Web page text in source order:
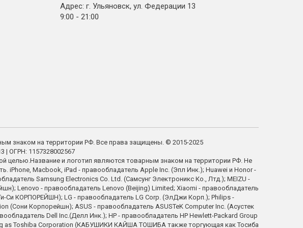
Адрес: г. Ульяновск, ул. Федерации 13
9:00 - 21:00
знаком на территории РФ. Все права защищены. © 2015-2025
| ОГРН: 1157328002567
целью.Название и логотип являются товарным знаком на территории РФ. Не
iPhone, Macbook, iPad - правообладатель Apple Inc. (Эпл Инк.); Huawei и Honor -
Samsung Electronics Co. Ltd. (Самсунг Электроникс Ко., Лтд.); MEIZU -
Lenovo - правообладатель Lenovo (Beijing) Limited; Xiaomi - правообладатель
Си КОРПОРЕЙШН); LG - правообладатель LG Corp. (ЭлДжи Корп.); Philips -
(Сони Корпорейшн); ASUS - правообладатель ASUSTeK Computer Inc. (Асустек
Dell Inc.(Делл Инк.); HP - правообладатель HP Hewlett-Packard Group
as Toshiba Corporation (КАБУШИКИ КАЙША ТОШИБА также торгующая как Тосиба